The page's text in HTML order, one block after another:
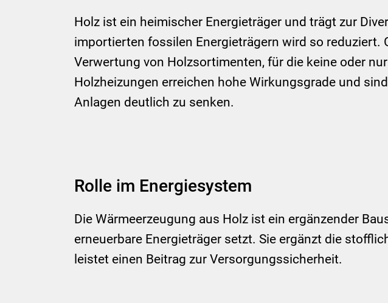
Holz ist ein heimischer Energieträger und trägt zur
importierten fossilen Energieträgern wird so
Verwertung von Holzsortimenten, für die keine oder
Holzheizungen erreichen hohe Wirkungsgrade und
Anlagen deutlich zu senken.
Rolle im Energiesystem
Die Wärmeerzeugung aus Holz ist ein ergänzender
erneuerbare Energieträger setzt. Sie ergänzt die
leistet einen Beitrag zur Versorgungssicherheit.